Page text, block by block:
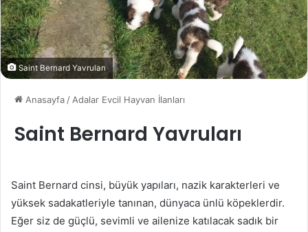
Saint Bernard Yavruları
Anasayfa / Adalar Evcil Hayvan İlanları
Saint Bernard Yavruları
Saint Bernard cinsi, büyük yapıları, nazik karakterleri ve
yüksek sadakatleriyle tanınan, dünyaca ünlü köpeklerdir.
Eğer siz de güçlü, sevimli ve ailenize katılacak sadık bir